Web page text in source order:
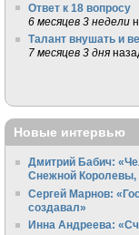
Ответ к 18 вопросу
6 месяцев 3 недели
Талант внушать и
7 месяцев 3 дня
Новые интервью
Дмитрий Бабич:
Снежной Королевы,
Сергей Марнов:
создавал»
Инна Андреева: